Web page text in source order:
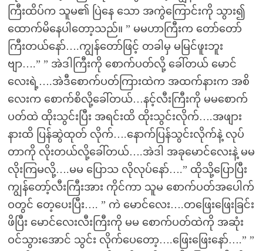
ကြီးထိပ်က သူမ၏ ပြဲနေ သော အကွဲကြောင်းကို သွား၍
ထောက်မိနေပါတော့သည်။ ” မမဟာကြီးက တော်တော်
ကြီးတယ်နော်….ကျွန်တော်ဖြင့် တခါမှ မမြင်ဖူးဘူး
ဗျာ….” ” အဲဒါကြီးကို စောက်ပတ်လို့ ခေါ်တယ် မောင်
လေးရဲ့….အဲဒီစောက်ပတ်ကြားထဲက အထက်နားက အစိ
လေးက စောက်စိလို့ခေါ်တယ်…နင့်လီးကြီးကို မမစောက်
ပတ်ထဲ ထိုးသွင်းပြီး အရင်းထိ ထိုးသွင်းလိုက်….အဖျား
နားထိ ပြန်ဆွဲထုတ် လိုက်….နောက်ပြန်သွင်းလိုက်နဲ့ လုပ်
တာကို လိုးတယ်လို့ခေါ်တယ်….အဲဒါ အခုမောင်လေးနဲ့ မမ
လိုးကြမလို့….မမ ပြောသ လိုလုပ်နော်….” ထိုသို့ပြောပြီး
ကျွန်တော့်လီးကြီးအား ကိုင်ကာ သူမ စောက်ပတ်အပေါက်
ဝတွင် တေ့ပေးပြီး…. ” ကဲ မောင်လေး….တဖြေးဖြေးခြင်း
ဖိပြီး မောင်လေးလီးကြီးကို မမ စောက်ပတ်ထဲကို အဆုံး
ဝင်သွားအောင် သွင်း လိုက်ပေတော့….ဖြေးဖြေးနော်….” ”